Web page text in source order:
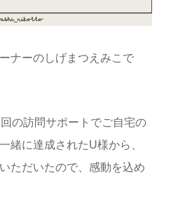
ナーのしげまつえみこで
の訪問サポートでご自宅の
緒に達成されたU様から、
ただいたので、感動を込め